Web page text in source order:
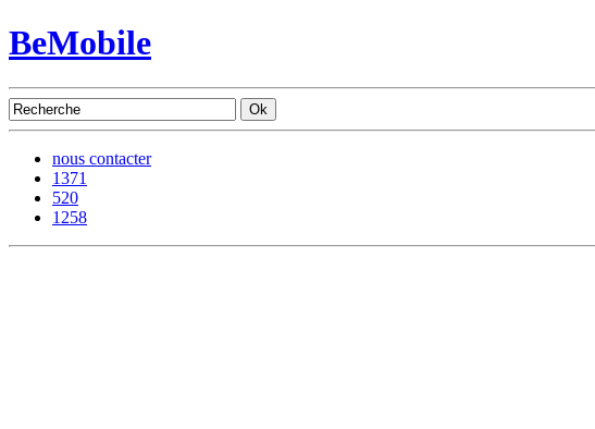
BeMobile
nous contacter
1371
520
1258